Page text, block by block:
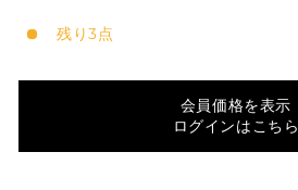
残り3点
会員価格を表示
ログインはこちら